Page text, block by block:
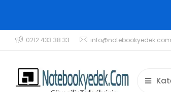
0212 433 38 33 info@notebookyedek.com